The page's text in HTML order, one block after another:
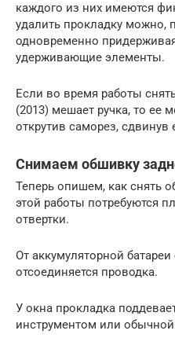
каждого из них имеются
удалить прокладку можно,
одновременно
удерживающие элементы.
Если во время работы
(2013) мешает ручка, то ее
открутив саморез, сдвинув
Снимаем обшивку
Теперь опишем, как снять
этой работы потребуются
отвертки.
От аккумуляторной
отсоединяется проводка.
У окна прокладка
инструментом или обычной